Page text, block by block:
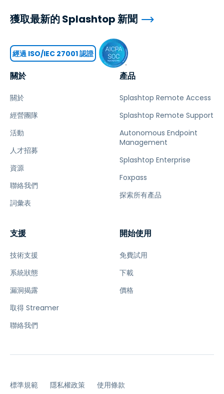
關於
關於
經營團隊
活動
人才招募
資源
聯絡我們
詞彙表
產品
Splashtop Remote Access
Splashtop Remote Support
Autonomous Endpoint
Management
Splashtop Enterprise
Foxpass
探索所有產品
支援
技術支援
系統狀態
漏洞揭露
取得 Streamer
聯絡我們
開始使用
免費試用
下載
價格
獲取最新的 Splashtop 新聞
經過 ISO/IEC 27001 認證
標準規範 隱私權政策 使用條款